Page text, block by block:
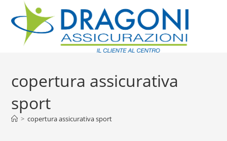
copertura assicurativa
sport
> copertura assicurativa sport